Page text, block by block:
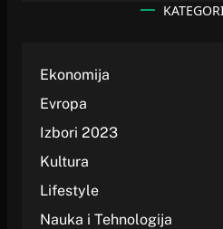
Ekonomija
Evropa
Izbori 2023
Kultura
Lifestyle
Nauka i Tehnologija